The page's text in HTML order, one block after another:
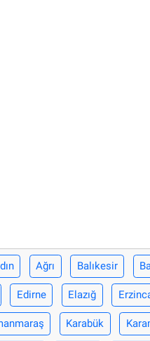
Ağrı Balıkesir
Edirne Elazığ
Karabük